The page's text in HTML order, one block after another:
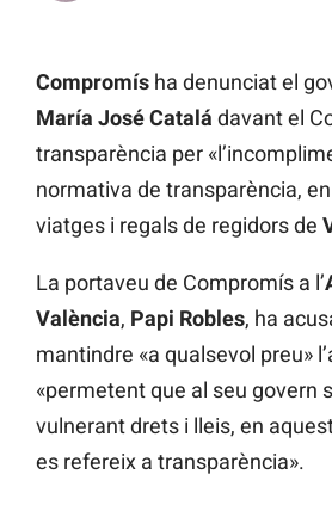
Compromís ha denunciat el
María José Catalá davant el
transparència per
normativa de transparència,
viatges i regals de regidors de
La portaveu de Compromís a l’
València, Papi Robles, ha
mantindre «a qualsevol preu»
«permetent que al seu govern
vulnerant drets i lleis, en
es refereix a transparència».